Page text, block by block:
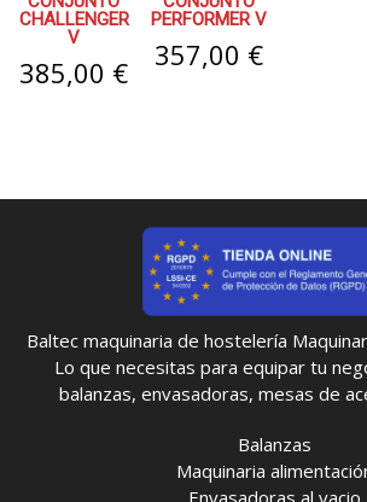
CHALLENGER
V
385,00 €
PERFORMER V
357,00 €
Baltec maquinaria de hostelería
Lo que necesitas para equipar tu
balanzas, envasadoras, mesas de
Balanzas
Maquinaria
Envasadoras al vacio